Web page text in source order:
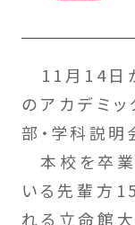
11月14日
のアカデミ
部・学科説明
本校を卒業
いる先輩方
れる立命館